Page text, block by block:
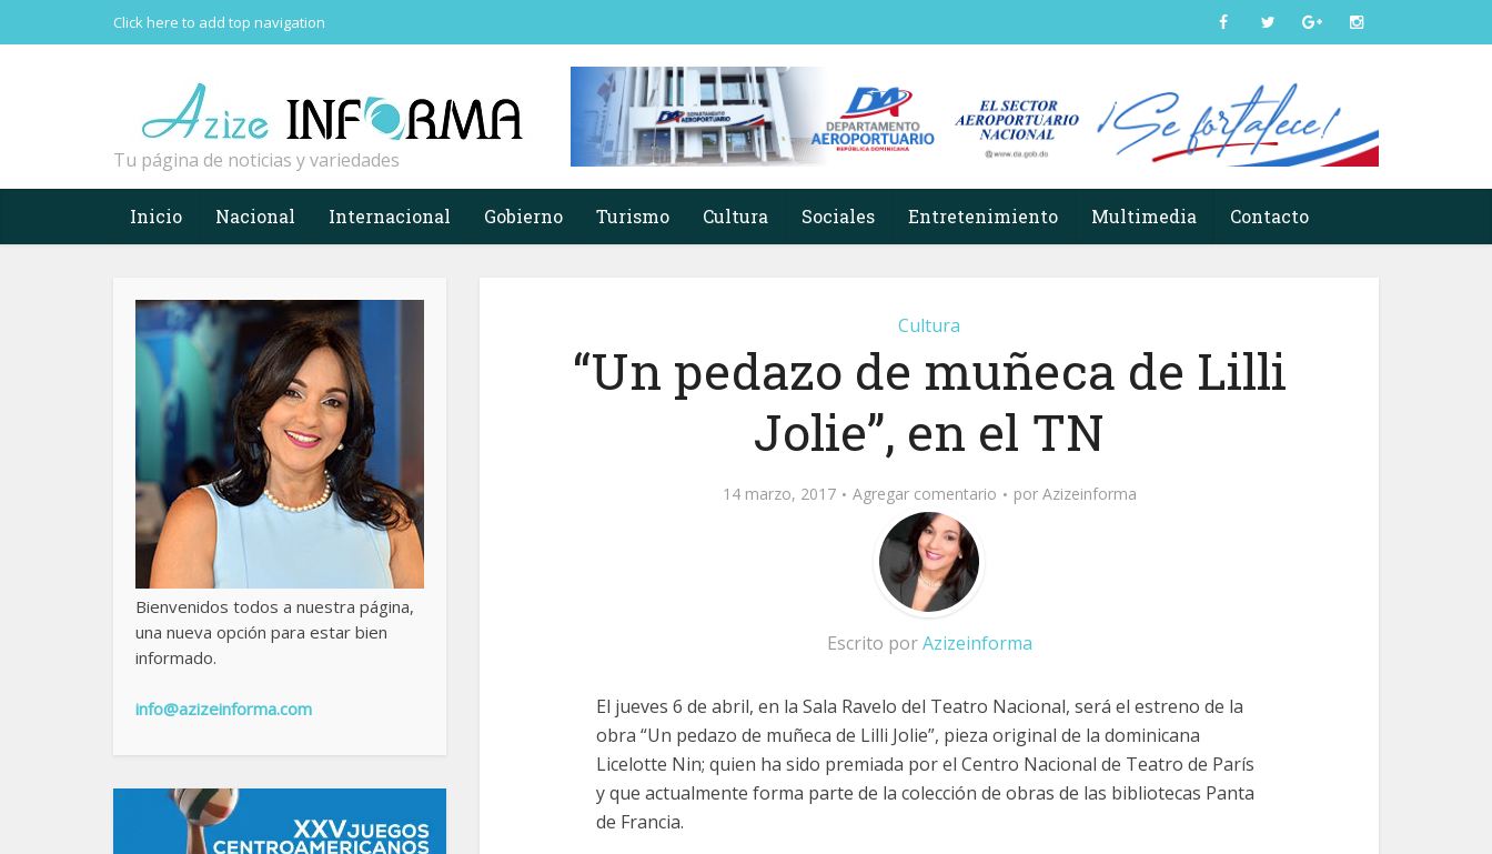
Click here to add top navigation
Tu página de noticias y variedades
Inicio Nacional Internacional Gobierno Turismo Cultura Sociales Entretenimiento Multimedia Contacto
Bienvenidos todos a nuestra página,
una nueva opción para estar bien
informado.
info@azizeinforma.com
Cultura
“Un pedazo de muñeca de Lilli
Jolie”, en el TN
14 marzo, 2017 Agregar comentario por Azizeinforma
Escrito porAzizeinforma
El jueves 6 de abril, en la Sala Ravelo del Teatro Nacional, será el estreno de la
obra “Un pedazo de muñeca de Lilli Jolie”, pieza original de la dominicana
Licelotte Nin; quien ha sido premiada por el Centro Nacional de Teatro de París
y que actualmente forma parte de la colección de obras de las bibliotecas Panta
de Francia.